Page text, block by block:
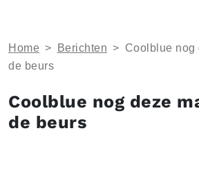
Home > Berichten > Coolblue nog
de beurs
Coolblue nog deze
de beurs